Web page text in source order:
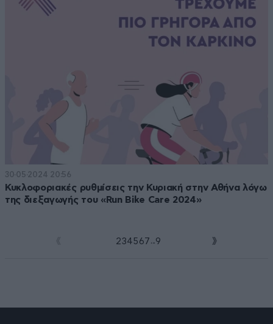
30·05·2024 20:56
Κυκλοφοριακές ρυθμίσεις την Κυριακή στην Αθήνα λόγω
της διεξαγωγής του «Run Bike Care 2024»
234 5 67 ...9